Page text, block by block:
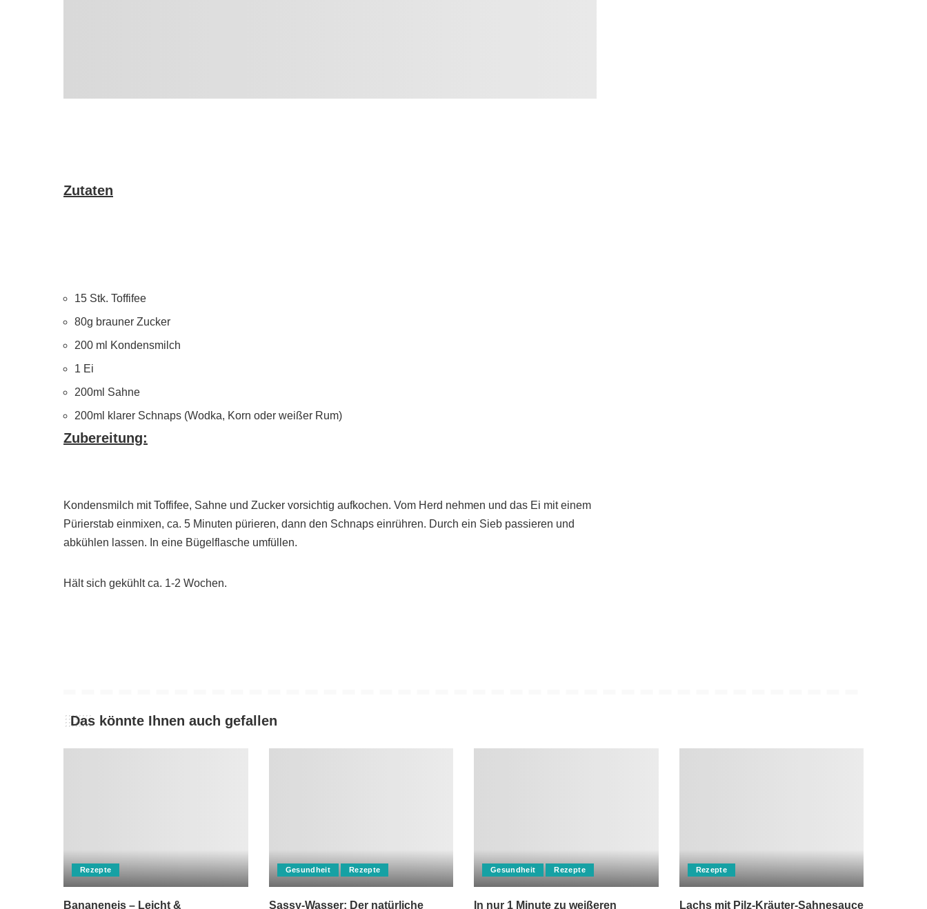
Zutaten
15 Stk. Toffifee
80g brauner Zucker
200 ml Kondensmilch
1 Ei
200ml Sahne
200ml klarer Schnaps (Wodka, Korn oder weißer Rum)
Zubereitung:
Kondensmilch mit Toffifee, Sahne und Zucker vorsichtig aufkochen. Vom Herd nehmen und das Ei mit einem
Pürierstab einmixen, ca. 5 Minuten pürieren, dann den Schnaps einrühren. Durch ein Sieb passieren und
abkühlen lassen. In eine Bügelflasche umfüllen.
Hält sich gekühlt ca. 1-2 Wochen.
Das könnte Ihnen auch gefallen
Rezepte
Bananeneis – Leicht &
Gesundheit Rezepte
Sassy-Wasser: Der natürliche
Gesundheit Rezepte
In nur 1 Minute zu weißeren
Rezepte
Lachs mit Pilz-Kräuter-Sahnesauce